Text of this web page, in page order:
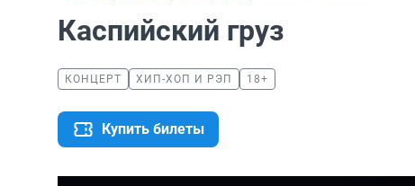
Каспийский груз
КОНЦЕРТ ХИП-ХОП И РЭП 18+
Купить билеты